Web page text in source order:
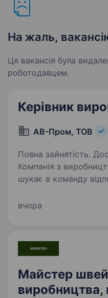
На жаль,
Ця вакансія була
роботодавцем.
Керівник
АВ-Пром, ТОВ
Повна зайнятість.
Компанія з
шукає в команду
організація та
вчора
Майстер
виробництва,